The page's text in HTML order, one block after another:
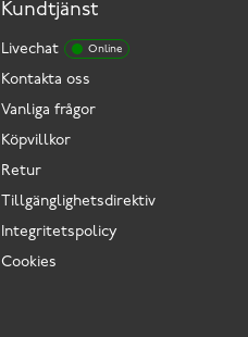
Kundtjänst
Livechat Online
Kontakta oss
Vanliga frågor
Köpvillkor
Retur
Tillgänglighetsdirektiv
Integritetspolicy
Cookies